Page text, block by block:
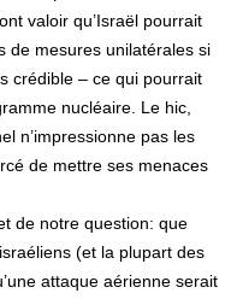
valoir qu’Israël pourrait
de mesures unilatérales si
crédible – ce qui pourrait
nucléaire. Le hic,
n’impressionne pas les
de mettre ses menaces
de notre question: que
(et la plupart des
attaque aérienne serait